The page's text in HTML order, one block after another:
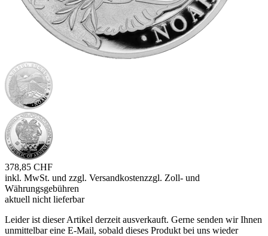
378,85 CHF
inkl. MwSt. und zzgl. Versandkostenzzgl. Zoll- und
Währungsgebühren
aktuell nicht lieferbar
Leider ist dieser Artikel derzeit ausverkauft. Gerne senden wir Ihnen
unmittelbar eine E-Mail, sobald dieses Produkt bei uns wieder